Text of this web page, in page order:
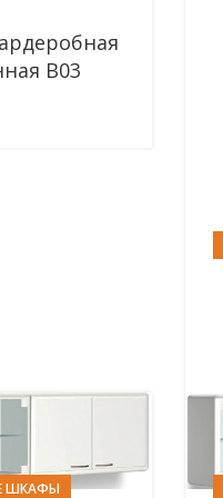
В03
ШКАФЫ